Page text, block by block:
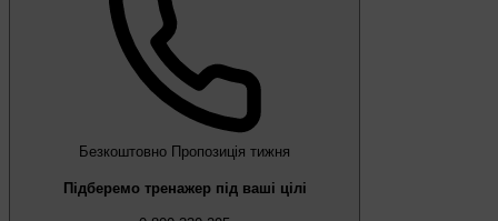
Безкоштовно Пропозиція тижня
Підберемо тренажер під ваші цілі